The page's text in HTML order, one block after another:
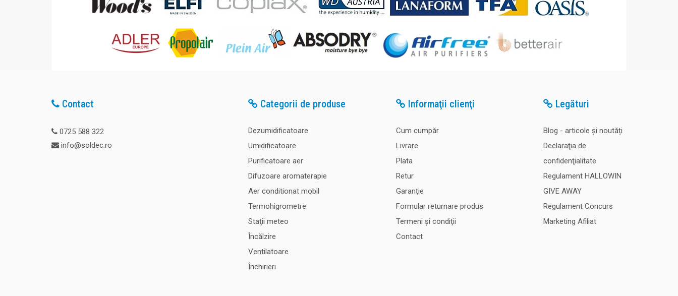
Contact
0725 588 322
info@soldec.ro
Categorii de produse
Dezumidificatoare
Umidificatoare
Purificatoare aer
Difuzoare aromaterapie
Aer conditionat mobil
Termohigrometre
Staţii meteo
Încălzire
Ventilatoare
Închirieri
Informaţii clienţi
Cum cumpăr
Livrare
Plata
Retur
Garanţie
Formular returnare produs
Termeni şi condiţii
Contact
Legături
Blog - articole și noutăți
Declaraţia de
confidenţialitate
Regulament HALLOWIN
GIVE AWAY
Regulament Concurs
Marketing Afiliat